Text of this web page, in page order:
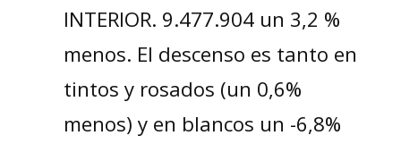
INTERIOR. 9.477.904 un 3,2 %
menos. El descenso es tanto en
tintos y rosados (un 0,6%
menos) y en blancos un -6,8%